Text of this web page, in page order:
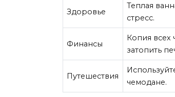
Здоровье
Теплая
стресс.
Финансы
Копия всех
затопить
Путешествия
чемодане.